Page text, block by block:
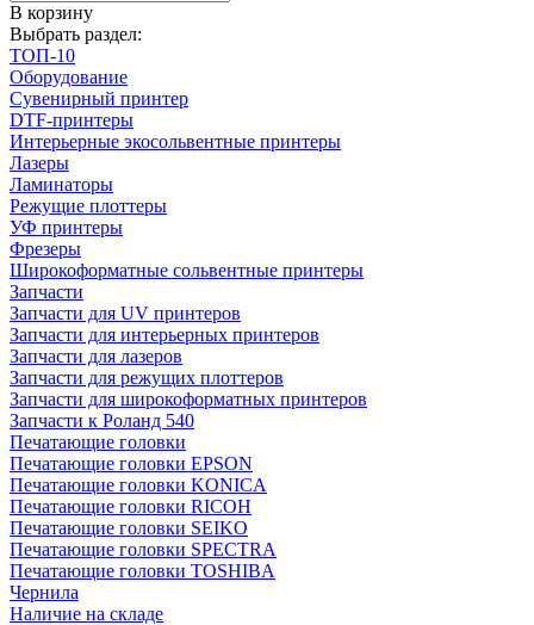
В корзину
Выбрать раздел:
ТОП-10
Оборудование
Cувенирный принтер
DTF-принтеры
Интерьерные экосольвентные принтеры
Лазеры
Ламинаторы
Режущие плоттеры
УФ принтеры
Фрезеры
Широкоформатные сольвентные принтеры
Запчасти
Запчасти для UV принтеров
Запчасти для интерьерных принтеров
Запчасти для лазеров
Запчасти для режущих плоттеров
Запчасти для широкоформатных принтеров
Запчасти к Роланд 540
Печатающие головки
Печатающие головки EPSON
Печатающие головки KONICA
Печатающие головки RICOH
Печатающие головки SEIKO
Печатающие головки SPECTRA
Печатающие головки TOSHIBA
Чернила
Наличие на складе